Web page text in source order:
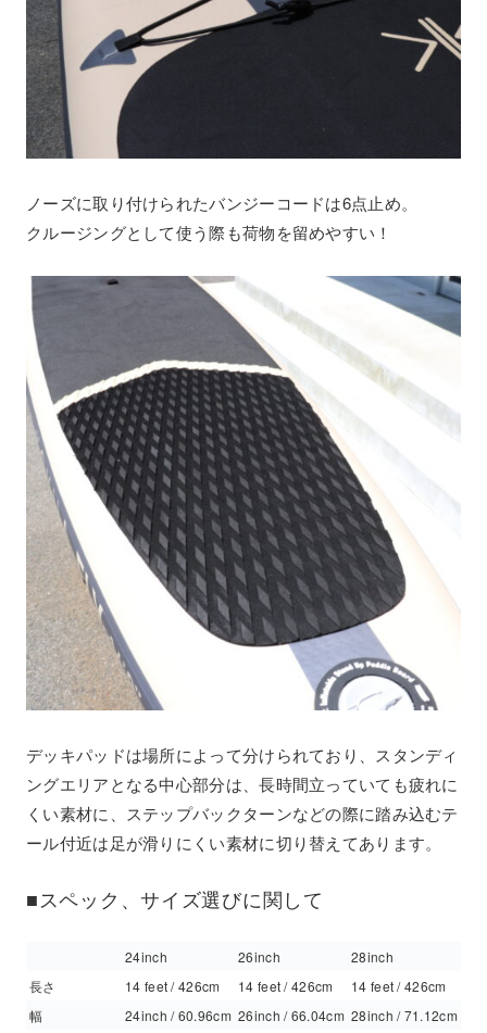
ノーズに取り付けられたバンジーコードは6点止め。
クルージングとして使う際も荷物を留めやすい！
デッキパッドは場所によって分けられており、スタンディ
ングエリアとなる中心部分は、長時間立っていても疲れに
くい素材に、ステップバックターンなどの際に踏み込むテ
ール付近は足が滑りにくい素材に切り替えてあります。
■スペック、サイズ選びに関して
24inch 26inch
28inch
長さ
14 feet / 426cm 14 feet / 426cm
14 feet / 426cm
幅
24inch / 60.96cm 26inch / 66.04cm 28inch / 71.12cm